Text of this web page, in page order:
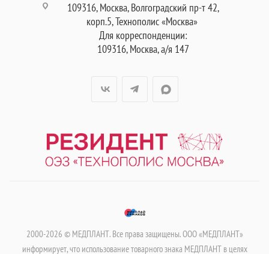
109316, Москва, Волгоградский пр-т 42,
корп.5, Технополис «Москва»
Для корреспонденции:
109316, Москва, а/я 147
2000-2026 © МЕДПЛАНТ. Все права защищены. ООО «МЕДПЛАНТ»
информирует, что использование товарного знака МЕДПЛАНТ в целях